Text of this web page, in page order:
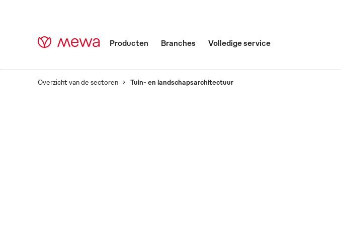
Producten Branches Volledige service
Overzicht van de sectoren Tuin- en landschapsarchitectuur